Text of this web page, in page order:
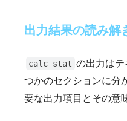
出力結果の読み解
calc_stat の出力はテ
つかのセクションに分
要な出力項目とその意